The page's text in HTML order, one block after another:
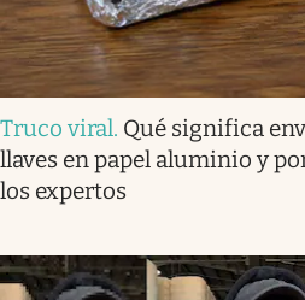
Truco viral. Qué significa
llaves en papel aluminio y
los expertos